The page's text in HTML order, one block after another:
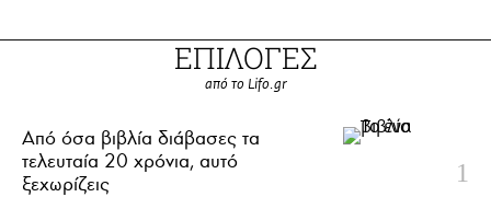
ΕΠΙΛΟΓΕΣ
από το Lifo.gr
Από όσα βιβλία διάβασες τα
τελευταία 20 χρόνια, αυτό
ξεχωρίζεις